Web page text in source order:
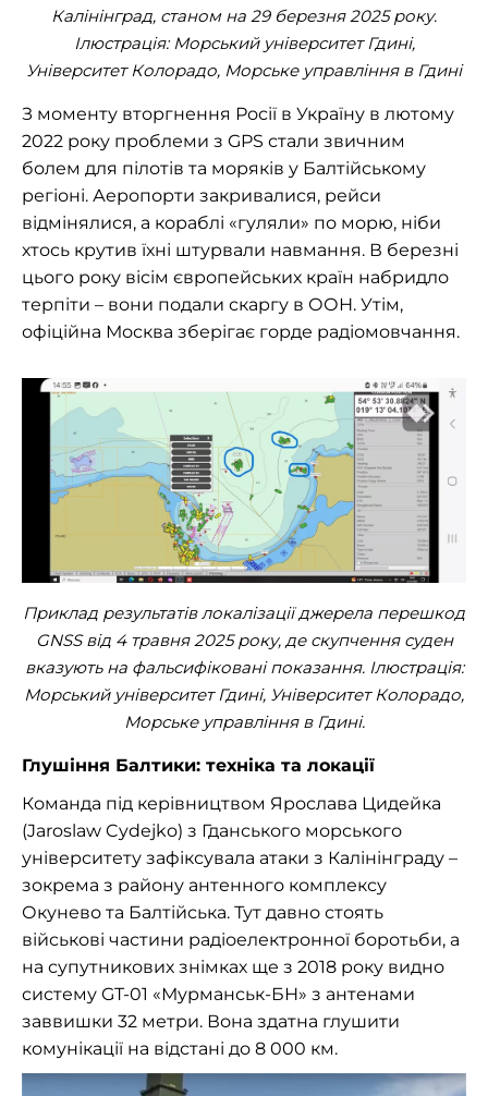
Калінінград, станом на 29 березня 2025 року.
Ілюстрація: Морський університет Гдині,
Університет Колорадо, Морське управління в Гдині
З моменту вторгнення Росії в Україну в лютому
2022 року проблеми з GPS стали звичним
болем для пілотів та моряків у Балтійському
регіоні. Аеропорти закривалися, рейси
відмінялися, а кораблі «гуляли» по морю, ніби
хтось крутив їхні штурвали навмання. В березні
цього року вісім європейських країн набридло
терпіти – вони подали скаргу в ООН. Утім,
офіційна Москва зберігає горде радіомовчання.
Приклад результатів локалізації джерела перешкод
GNSS від 4 травня 2025 року, де скупчення суден
вказують на фальсифіковані показання. Ілюстрація:
Морський університет Гдині, Університет Колорадо,
Морське управління в Гдині.
Глушіння Балтики: техніка та локації
Команда під керівництвом Ярослава Цидейка
(Jaroslaw Cydejko) з Гданського морського
університету зафіксувала атаки з Калінінграду –
зокрема з району антенного комплексу
Окунево та Балтійська. Тут давно стоять
військові частини радіоелектронної боротьби, а
на супутникових знімках ще з 2018 року видно
систему GT-01 «Мурманськ-БН» з антенами
заввишки 32 метри. Вона здатна глушити
комунікації на відстані до 8 000 км.